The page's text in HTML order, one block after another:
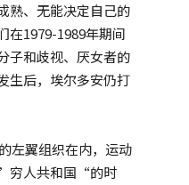
熟、无能决定自己的
在1979-1989年期间
子和歧视、厌女者的
生后，埃尔多安仍打
左翼组织在内，运动
”穷人共和国“的时